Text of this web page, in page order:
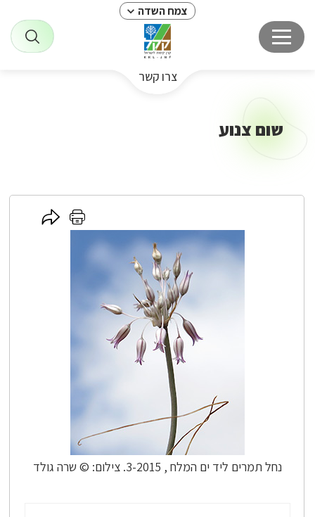
צמח השדה
צרו קשר
שום צנוע
נחל תמרים ליד ים המלח , 3-2015. צילום: © שרה גולד
לחץ
לחץ
כאן